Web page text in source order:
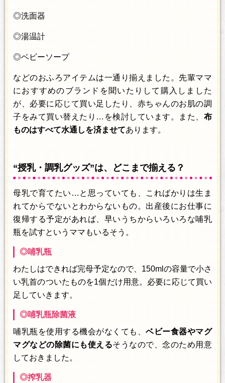
◎洗面器
◎湯温計
◎ベビーソープ
などのおふろアイテムは一通り揃えました。先輩ママ
におすすめのブランドを聞いたりして購入しました
が、必要に応じて買い足したり、赤ちゃんのお肌の調
子をみて買い替えたり…を検討しています。また、 布
ものはすべて水通しを済ませてあります。
“授乳・調乳グッズ”は、どこまで揃える？
母乳で育てたい…と思っていても、こればかりは生ま
れてからでないとわからないもの。出産後にお仕事に
復帰する予定があれば、早いうちからいろいろな哺乳
瓶を試すというママもいるそう。
◎哺乳瓶
わたしはできれば完母予定なので、150mlの容量で小さ
い乳首のついたものを1個だけ用意。必要に応じて買い
足していきます。
◎哺乳瓶除菌液
哺乳瓶を使用する機会がなくても、ベビー食器やマグ
マグなどの除菌にも使えるそうなので、念のため用意
しておきました。
◎搾乳器